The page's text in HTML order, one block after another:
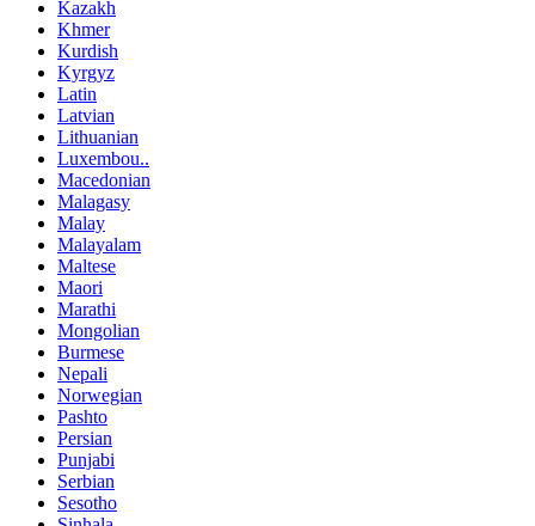
Kazakh
Khmer
Kurdish
Kyrgyz
Latin
Latvian
Lithuanian
Luxembou..
Macedonian
Malagasy
Malay
Malayalam
Maltese
Maori
Marathi
Mongolian
Burmese
Nepali
Norwegian
Pashto
Persian
Punjabi
Serbian
Sesotho